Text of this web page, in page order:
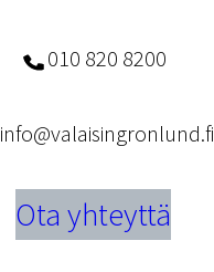
010 820 8200
info@valaisingronlund.fi
Ota yhteyttä